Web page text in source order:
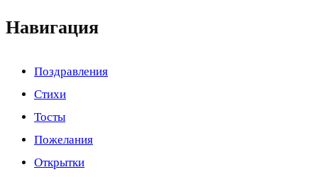
Навигация
Поздравления
Стихи
Тосты
Пожелания
Открытки